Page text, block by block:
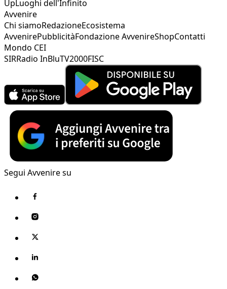
UpLuoghi dell'Infinito
Avvenire
Chi siamoRedazioneEcosistema
AvvenirePubblicitàFondazione AvvenireShopContatti
Mondo CEI
SIRRadio InBluTV2000FISC
Segui Avvenire su